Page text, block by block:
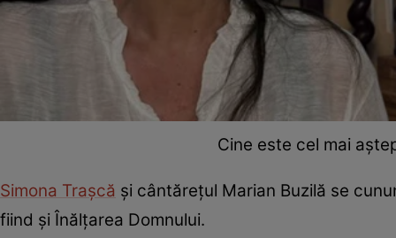
Cine este cel mai
Simona Trașcă și cântărețul Marian Buzilă se
fiind și Înălțarea Domnului.